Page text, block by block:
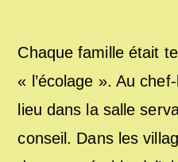
Chaque famille était
« l’écolage ». Au
lieu dans la salle
conseil. Dans les